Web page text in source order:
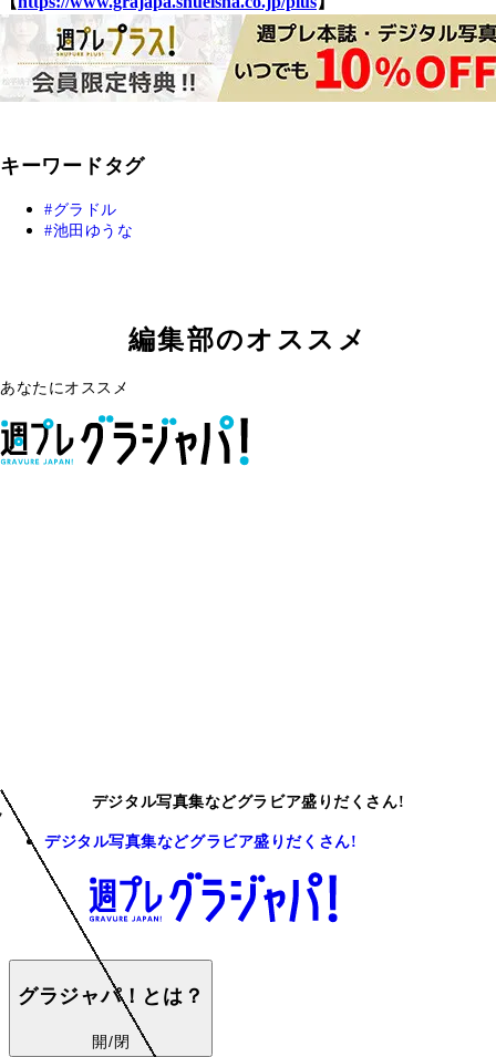
キーワードタグ
グラドル
池田ゆうな
編集部のオススメ
あなたにオススメ
デジタル写真集などグラビア盛りだくさん!
デジタル写真集などグラビア盛りだくさん!
グラジャパ！とは？
開/閉